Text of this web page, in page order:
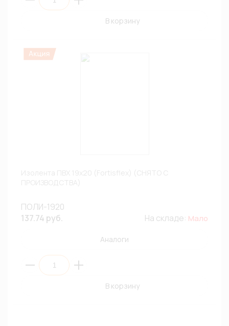
В корзину
ПОЛИ-1920
137.74 руб.
На складе: Мало
Аналоги
В корзину